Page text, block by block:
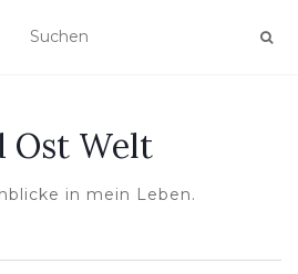
Ost Welt
in mein Leben.